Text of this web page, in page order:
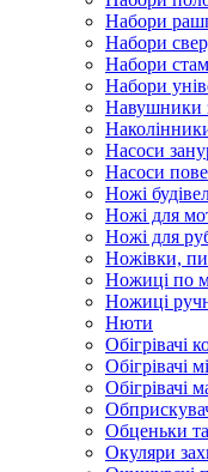
Набори
Набори
Набори
Набори
Навушники
Насоси
Насоси
Ножі
Ножі для
Ножі для
Ножівки,
Ножиці по
Ножиці
Нюти
Обігрівачі
Обігрівачі
Обігрівачі
Обценьки
Окуляри